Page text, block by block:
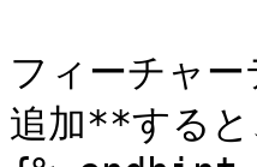
フィーチャ
追加**すると